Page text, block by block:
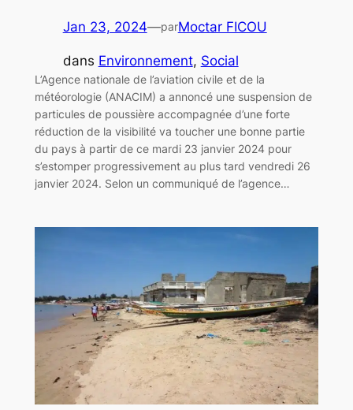
Jan 23, 2024—parMoctar FICOU
dans Environnement, Social
L’Agence nationale de l’aviation civile et de la
météorologie (ANACIM) a annoncé une suspension de
particules de poussière accompagnée d’une forte
réduction de la visibilité va toucher une bonne partie
du pays à partir de ce mardi 23 janvier 2024 pour
s’estomper progressivement au plus tard vendredi 26
janvier 2024. Selon un communiqué de l’agence…